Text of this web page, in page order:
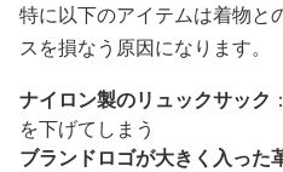
特に以下のアイテムは着物と
スを損なう原因になります。
ナイロン製のリュックサック
を下げてしまう
ブランドロゴが大きく入った